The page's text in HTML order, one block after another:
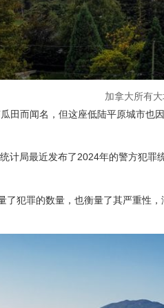
加拿大所有
田而闻名，但这座低陆平原城市也
统计局最近发布了2024年的警方犯罪
了犯罪的数量，也衡量了其严重性